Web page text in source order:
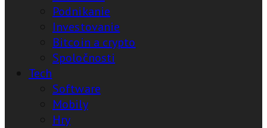
Podnikanie
Investovanie
Bitcoin a crypto
Spoločnosti
Tech
Software
Mobily
Hry